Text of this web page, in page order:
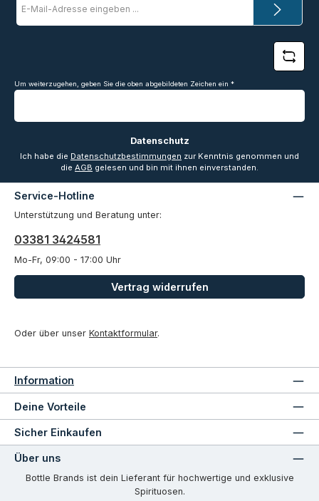
Mail-
*
Um weiterzugehen, geben Sie die oben abgebildeten Zeichen ein *
Datenschutz
Ich habe die Datenschutzbestimmungen zur Kenntnis genommen und
die AGB gelesen und bin mit ihnen einverstanden.
Service-Hotline
Unterstützung und Beratung unter:
03381 3424581
Mo-Fr, 09:00 - 17:00 Uhr
Vertrag widerrufen
Oder über unser Kontaktformular.
Information
Deine Vorteile
Sicher Einkaufen
Über uns
Bottle Brands ist dein Lieferant für hochwertige und exklusive
Spirituosen.